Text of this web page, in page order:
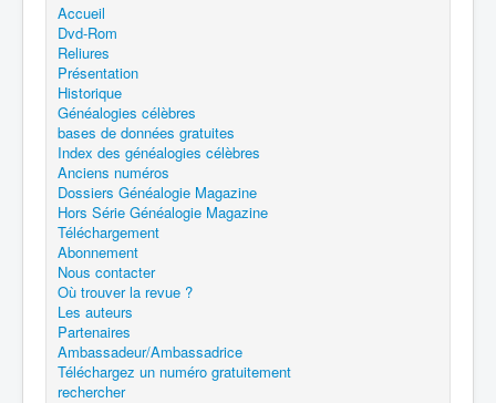
Accueil
Dvd-Rom
Reliures
Présentation
Historique
Généalogies célèbres
bases de données gratuites
Index des généalogies célèbres
Anciens numéros
Dossiers Généalogie Magazine
Hors Série Généalogie Magazine
Téléchargement
Abonnement
Nous contacter
Où trouver la revue ?
Les auteurs
Partenaires
Ambassadeur/Ambassadrice
Téléchargez un numéro gratuitement
rechercher